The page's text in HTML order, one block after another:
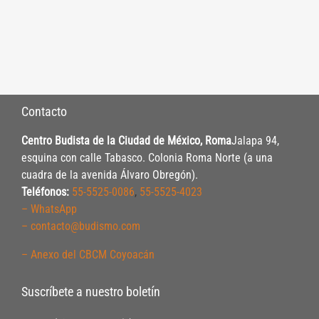
Contacto
Centro Budista de la Ciudad de México, RomaJalapa 94,
esquina con calle Tabasco. Colonia Roma Norte (a una
cuadra de la avenida Álvaro Obregón).
Teléfonos: 55-5525-0086, 55-5525-4023
– WhatsApp
– contacto@budismo.com
– Anexo del CBCM Coyoacán
Suscríbete a nuestro boletín